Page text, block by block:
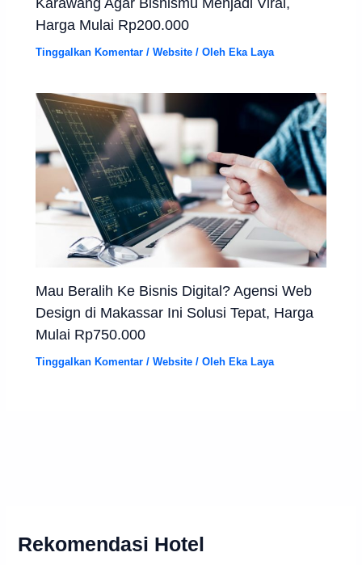
Harga Mulai Rp200.000
Tinggalkan Komentar /Website / Oleh Eka Laya
Mau Beralih Ke Bisnis Digital? Agensi Web
Design di Makassar Ini Solusi Tepat, Harga
Mulai Rp750.000
Tinggalkan Komentar /Website / Oleh Eka Laya
Rekomendasi Hotel